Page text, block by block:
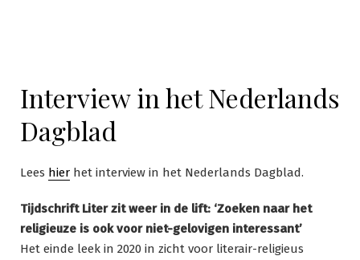
Interview in het Nederlands
Dagblad
Lees hier het interview in het Nederlands Dagblad.
Tijdschrift Liter zit weer in de lift: ‘Zoeken naar het
religieuze is ook voor niet-gelovigen interessant’
Het einde leek in 2020 in zicht voor literair-religieus